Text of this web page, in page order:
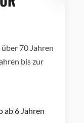
über 70 Jahren
bis zur
ab 6 Jahren